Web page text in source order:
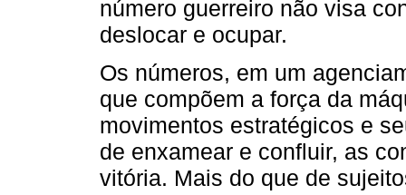
número guerreiro não visa
deslocar e ocupar.
Os números, em um
que compõem a força da
movimentos estratégicos e
de enxamear e confluir, as
vitória. Mais do que de